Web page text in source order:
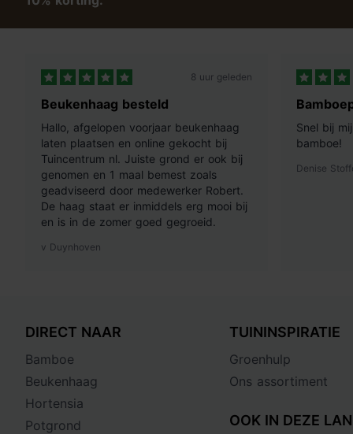
8 uur geleden
Beukenhaag besteld
Hallo, afgelopen voorjaar beukenhaag
laten plaatsen en online gekocht bij
Tuincentrum nl. Juiste grond er ook bij
genomen en 1 maal bemest zoals
geadviseerd door medewerker Robert.
De haag staat er inmiddels erg mooi bij
en is in de zomer goed gegroeid.
v Duynhoven
Snel bij
bamboe!
Denise
DIRECT NAAR
Bamboe
Beukenhaag
Hortensia
Potgrond
TUININSPIRATIE
Groenhulp
Ons assortiment
OOK IN DEZE